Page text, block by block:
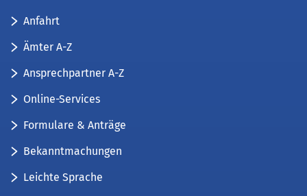
Anfahrt
Ämter A-Z
Ansprechpartner A-Z
Online-Services
Formulare & Anträge
Bekanntmachungen
Leichte Sprache